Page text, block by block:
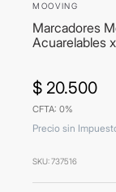
MOOVING
Marcadores
Acuarelables
$ 20.500
CFTA: 0%
Precio sin
SKU:737516
5. bressia
7. mochila
8 .
vino
10. tom ford